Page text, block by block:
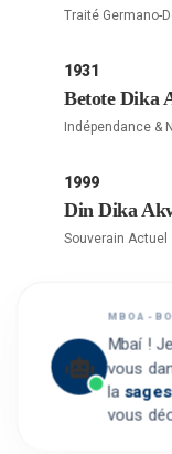
Traité Germano-
1931
Betote Dika
Indépendance &
1999
Din Dika
Souverain Actuel
MBOA-
Mbaí !
vous
la
vous